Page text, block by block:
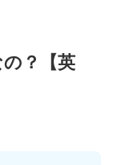
？【英